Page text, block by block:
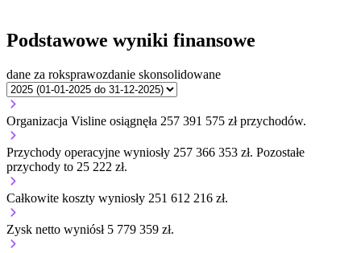
Podstawowe wyniki finansowe
dane za roksprawozdanie skonsolidowane
Organizacja Visline osiągnęła 257 391 575 zł przychodów.
Przychody operacyjne wyniosły 257 366 353 zł. Pozostałe
przychody to 25 222 zł.
Całkowite koszty wyniosły 251 612 216 zł.
Zysk netto wyniósł 5 779 359 zł.